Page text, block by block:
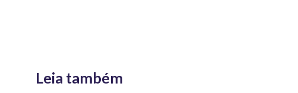
Leia também